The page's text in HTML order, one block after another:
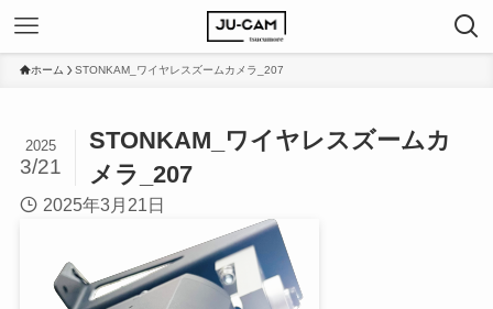
ホーム STONKAM_ワイヤレスズームカメラ_207
STONKAM_ワイヤレスズームカ
メラ_207
2025
3/21
2025年3月21日